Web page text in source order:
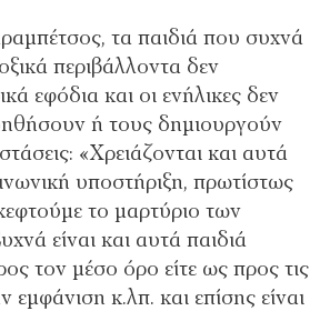
τα παιδιά που συχνά
περιβάλλοντα δεν
εφόδια και οι ενήλικες δεν
ή τους δημιουργούν
«Χρειάζονται και αυτά
υποστήριξη, πρωτίστως
το μαρτύριο των
είναι και αυτά παιδιά
τον μέσο όρο είτε ως προς τις
εμφάνιση κ.λπ. και επίσης είναι